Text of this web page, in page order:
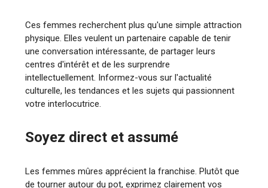
Ces femmes recherchent plus qu'une simple attraction
physique. Elles veulent un partenaire capable de tenir
une conversation intéressante, de partager leurs
centres d'intérêt et de les surprendre
intellectuellement. Informez-vous sur l'actualité
culturelle, les tendances et les sujets qui passionnent
votre interlocutrice.
Soyez direct et assumé
Les femmes mûres apprécient la franchise. Plutôt que
de tourner autour du pot, exprimez clairement vos